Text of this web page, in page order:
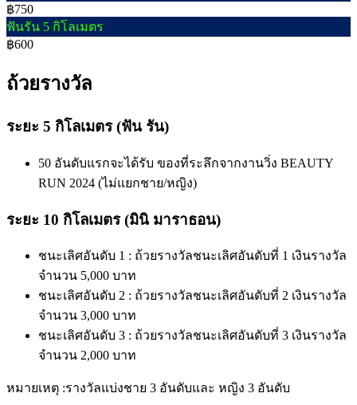
฿750
ฟันรัน 5 กิโลเมตร
฿600
ถ้วยรางวัล
ระยะ 5 กิโลเมตร (ฟัน รัน)
50 อันดับแรกจะได้รับ ของที่ระลึกจากงานวิ่ง BEAUTY
RUN 2024 (ไม่แยกชาย/หญิง)
ระยะ 10 กิโลเมตร (มินิ มาราธอน)
ชนะเลิศอันดับ 1 : ถ้วยรางวัลชนะเลิศอันดับที่ 1 เงินรางวัล
จำนวน 5,000 บาท
ชนะเลิศอันดับ 2 : ถ้วยรางวัลชนะเลิศอันดับที่ 2 เงินรางวัล
จำนวน 3,000 บาท
ชนะเลิศอันดับ 3 : ถ้วยรางวัลชนะเลิศอันดับที่ 3 เงินรางวัล
จำนวน 2,000 บาท
หมายเหตุ :รางวัลแบ่งชาย 3 อันดับและ หญิง 3 อันดับ